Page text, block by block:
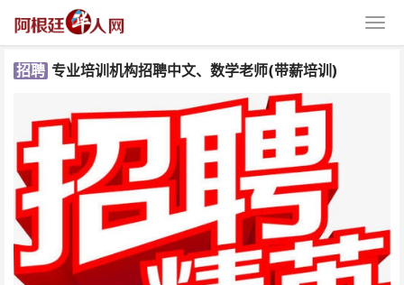
招聘 专业培训机构​招聘中文、数学老师(带薪培训)
专业培训机构​招聘中文、数学老师
(带薪培训)